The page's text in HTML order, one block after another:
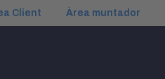
Client Àrea muntador